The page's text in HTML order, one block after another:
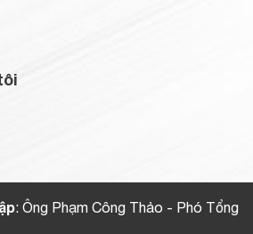
: Ông Phạm Công Thảo - Phó Tổng